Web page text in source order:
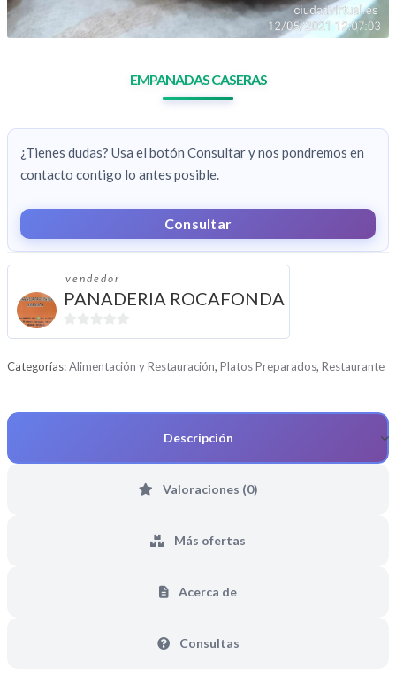
EMPANADAS CASERAS
¿Tienes dudas? Usa el botón Consultar y nos pondremos en
contacto contigo lo antes posible.
Consultar
vendedor
PANADERIA ROCAFONDA
0
e
Categorías:Alimentación y Restauración, Platos Preparados, Restaurante
Descripción
Valoraciones (0)
Más ofertas
Acerca de
Consultas